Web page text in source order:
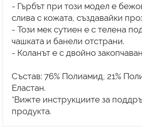
- Гърбът при този модел е
слива с кожата, създавайки
- Този мек сутиен е с телена
чашката и банели отстрани.
- Коланът е с двойно
Състав: 76% Полиамид, 21%
Еластан.
*Вижте инструкциите за